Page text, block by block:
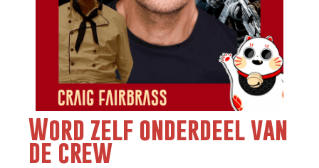
Word zelf onderdeel van
de crew